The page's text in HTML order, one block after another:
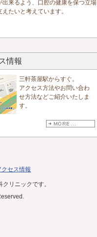
来るよう、口腔の健康を保つ立場
たいと考えています。
情報
三軒茶屋駅からすぐ。
アクセス方法やお問い合わ
せ方法などご紹介いたしま
す。
リニックです。
クセス情報